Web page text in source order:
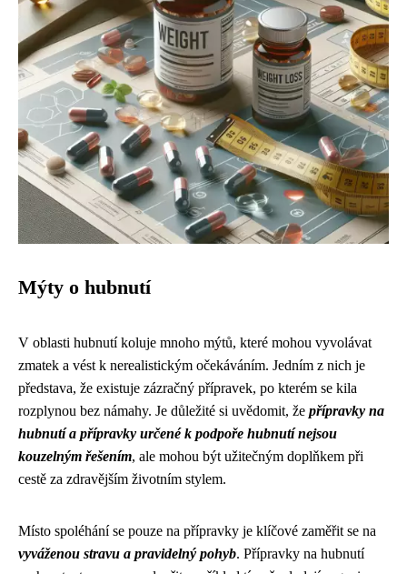
Mýty o hubnutí
V oblasti hubnutí koluje mnoho mýtů, které mohou vyvolávat
zmatek a vést k nerealistickým očekáváním. Jedním z nich je
představa, že existuje zázračný přípravek, po kterém se kila
rozplynou bez námahy. Je důležité si uvědomit, že přípravky na
hubnutí a přípravky určené k podpoře hubnutí nejsou
kouzelným řešením, ale mohou být užitečným doplňkem při
cestě za zdravějším životním stylem.
Místo spoléhání se pouze na přípravky je klíčové zaměřit se na
vyváženou stravu a pravidelný pohyb. Přípravky na hubnutí